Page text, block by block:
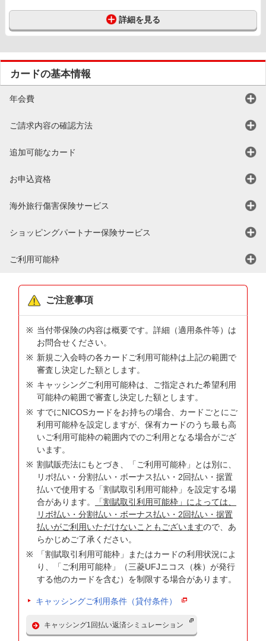
詳細を見る
カードの基本情報
年会費
ご請求内容の確認方法
追加可能なカード
お申込資格
海外旅行傷害保険サービス
ショッピングパートナー保険サービス
ご利用可能枠
ご注意事項
当付帯保険の内容は概要です。詳細（適用条件等）は
お問合せください。
新規ご入会時の各カードご利用可能枠は上記の範囲で
審査し決定した額とします。
キャッシングご利用可能枠は、ご指定された希望利用
可能枠の範囲で審査し決定した額とします。
すでにNICOSカードをお持ちの場合、カードごとにご
利用可能枠を設定しますが、保有カードのうち最も高
いご利用可能枠の範囲内でのご利用となる場合がござ
います。
割賦販売法にもとづき、「ご利用可能枠」とは別に、
リボ払い・分割払い・ボーナス払い・2回払い・据置
払いで使用する「割賦取引利用可能枠」を設定する場
合があります。
「割賦取引利用可能枠」によっては、
リボ払い・分割払い・ボーナス払い・2回払い・据置
払いがご利用いただけないこともございますので、あ
らかじめご了承ください。
「割賦取引利用可能枠」またはカードの利用状況によ
り、「ご利用可能枠」（三菱UFJニコス（株）が発行
する他のカードを含む）を制限する場合があります。
キャッシングご利用条件（貸付条件）
キャッシング1回払い返済シミュレーション